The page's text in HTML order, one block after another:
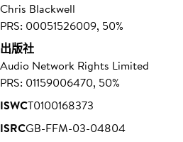
Chris Blackwell
PRS: 00051526009, 50%
出版社
Audio Network Rights Limited
PRS: 01159006470, 50%
ISWCT0100168373
ISRCGB-FFM-03-04804